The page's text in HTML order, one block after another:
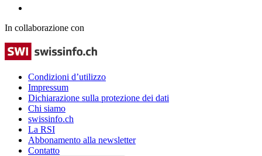
In collaborazione con
Condizioni d’utilizzo
Impressum
Dichiarazione sulla protezione dei dati
Chi siamo
swissinfo.ch
La RSI
Abbonamento alla newsletter
Contatto